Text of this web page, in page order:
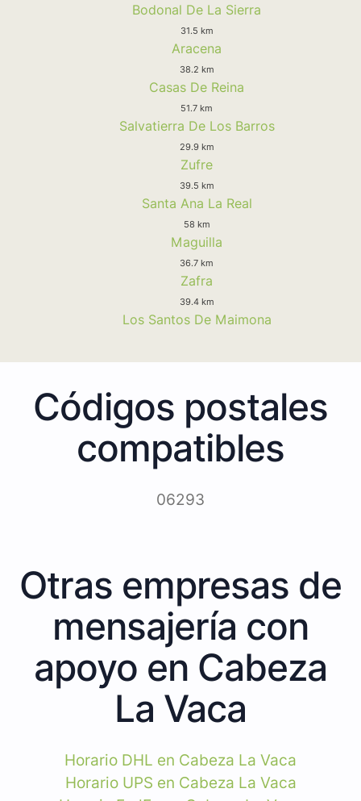
Bodonal De La Sierra
31.5 km
Aracena
38.2 km
Casas De Reina
51.7 km
Salvatierra De Los Barros
29.9 km
Zufre
39.5 km
Santa Ana La Real
58 km
Maguilla
36.7 km
Zafra
39.4 km
Los Santos De Maimona
Códigos postales
compatibles
06293
Otras empresas de
mensajería con
apoyo en Cabeza
La Vaca
Horario DHL en Cabeza La Vaca
Horario UPS en Cabeza La Vaca